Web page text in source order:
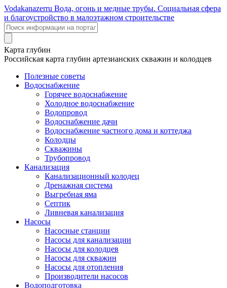
Vodakanazerru Вода, огонь и медные трубы. Социальная сфера
и благоустройство в малоэтажном строительстве
Карта глубин
Российская карта глубин артезианских скважин и колодцев
Полезные советы
Водоснабжение
Горячее водоснабжение
Холодное водоснабжение
Водопровод
Водоснабжение дачи
Водоснабжение частного дома и коттеджа
Колодцы
Скважины
Трубопровод
Канализация
Канализационный колодец
Дренажная система
Выгребная яма
Септик
Ливневая канализация
Насосы
Насосные станции
Насосы для канализации
Насосы для колодцев
Насосы для скважин
Насосы для отопления
Производители насосов
Водоподготовка